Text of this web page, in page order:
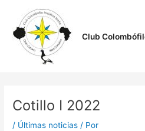
contenido
Club
Cotillo I 2022
/ Últimas noticias / Por
de
entradas